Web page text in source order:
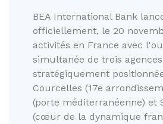
BEA International Bank
officiellement, le 20
activités en France avec
simultanée de trois agences
stratégiquement
Courcelles (17e
(porte méditerranéenne) et
(cœur de la dynamique